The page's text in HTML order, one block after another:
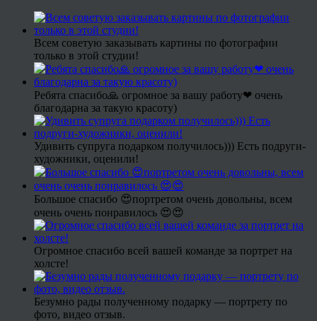
Всем советую заказывать картины по фотографии
только в этой студии!
Ребята спасибо🙏 огромное за вашу работу❤ очень
благодарна за такую красоту)
Удивить супруга подарком получилось))) Есть подруги-
художники, оценили!
Большое спасибо 😍портретом очень довольны, всем
очень очень понравилось 😍😍
Огромное спасибо всей вашей команде за портрет на
холсте!
Безумно рады полученному подарку — портрету по
фото, видео отзыв.